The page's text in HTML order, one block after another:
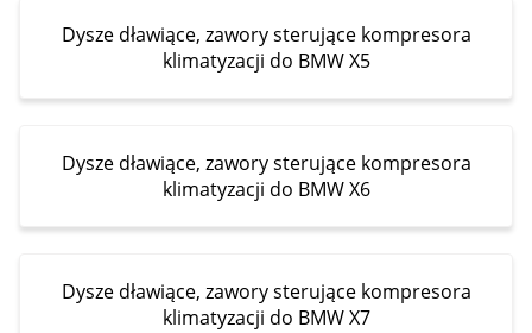
Dysze dławiące, zawory sterujące kompresora
klimatyzacji do BMW X5
Dysze dławiące, zawory sterujące kompresora
klimatyzacji do BMW X6
Dysze dławiące, zawory sterujące kompresora
klimatyzacji do BMW X7